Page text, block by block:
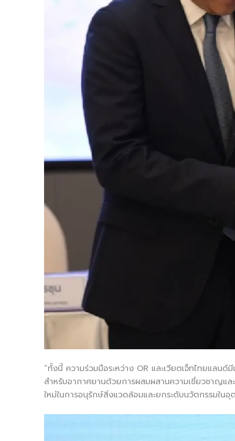
“ทั้งนี้ ความร่วมมือระหว่าง OR และเวียตเจ็ทไทยแล
สำหรับอากาศยานด้วยการผสมผสานความเชี่ยวชาญแล
ใหม่ในการอนุรักษ์สิ่งแวดล้อมและยกระดับนวัตกรรมในอุ